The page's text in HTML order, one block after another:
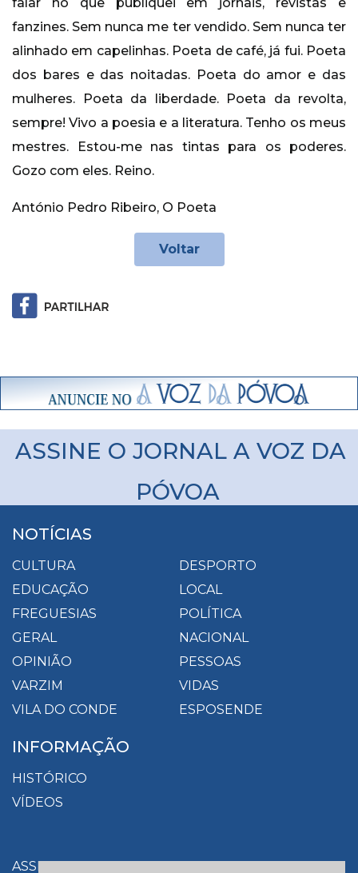
fanzines. Sem nunca me ter vendido. Sem nunca ter
alinhado em capelinhas. Poeta de café, já fui. Poeta
dos bares e das noitadas. Poeta do amor e das
mulheres. Poeta da liberdade. Poeta da revolta,
sempre! Vivo a poesia e a literatura. Tenho os meus
mestres. Estou-me nas tintas para os poderes.
Gozo com eles. Reino.
António Pedro Ribeiro, O Poeta
Voltar
ASSINE O JORNAL A VOZ DA
PÓVOA
NOTÍCIAS
CULTURA
DESPORTO
EDUCAÇÃO
LOCAL
FREGUESIAS
POLÍTICA
GERAL
NACIONAL
OPINIÃO
PESSOAS
VARZIM
VIDAS
VILA DO CONDE
ESPOSENDE
INFORMAÇÃO
HISTÓRICO
VÍDEOS
ASSINATURAS